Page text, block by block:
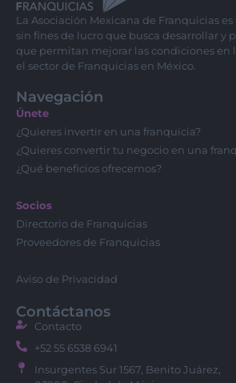
La Asociación Mexicana de Franquicias
sin fines de lucro que busca desarrollar y
que permitan mejorar las condiciones en
el sector de Franquicias en México.
Navegación
Únete
¿Quieres invertir en una franquicia?
¿Quieres convertir tu negocio en una
¿Qué beneficios ofrecemos?
Socios
Directorio de Franquicias
Proveedores de Franquicias
Aviso de Privacidad
Contáctanos
Contacto
+52 55 6538 6941
Insurgentes Sur 1567, Benito Juárez,